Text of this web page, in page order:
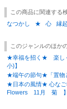
★直送の場合は手数
この商品に関連する
なつかし
★ 心 縁
このジャンルのほか
★幸福を招く★ 楽し
小)】
★端午の節句★「置物
★日本の風情★ 心な
Flowers 11月 菊 】